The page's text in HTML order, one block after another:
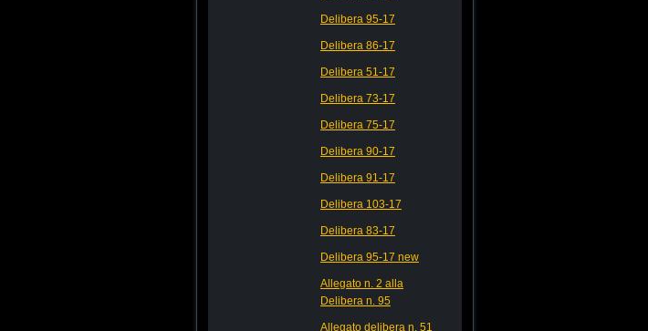
Delibera 95-17
Delibera 86-17
Delibera 51-17
Delibera 73-17
Delibera 75-17
Delibera 90-17
Delibera 91-17
Delibera 103-17
Delibera 83-17
Delibera 95-17 new
Allegato n. 2 alla
Delibera n. 95
Allegato delibera n. 51